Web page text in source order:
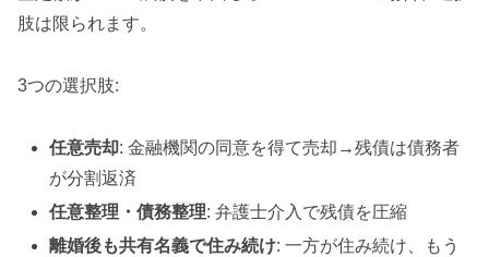
肢は限られます。
3つの選択肢:
任意売却: 金融機関の同意を得て売却→残債は債務者
が分割返済
任意整理・債務整理: 弁護士介入で残債を圧縮
離婚後も共有名義で住み続け: 一方が住み続け、もう